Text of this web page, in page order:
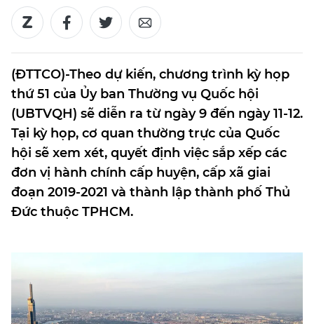
(ĐTTCO)-Theo dự kiến, chương trình kỳ họp
thứ 51 của Ủy ban Thường vụ Quốc hội
(UBTVQH) sẽ diễn ra từ ngày 9 đến ngày 11-12.
Tại kỳ họp, cơ quan thường trực của Quốc
hội sẽ xem xét, quyết định việc sắp xếp các
đơn vị hành chính cấp huyện, cấp xã giai
đoạn 2019-2021 và thành lập thành phố Thủ
Đức thuộc TPHCM.